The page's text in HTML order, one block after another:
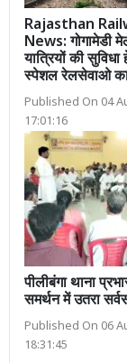
Rajasthan
News: गोगामेडी
यात्रियों की
स्पेशल रेलसेवाओ
Published On 04
17:01:16
पीलीबंगा थाना
समर्थन में उतरा
Published On 06
18:31:45